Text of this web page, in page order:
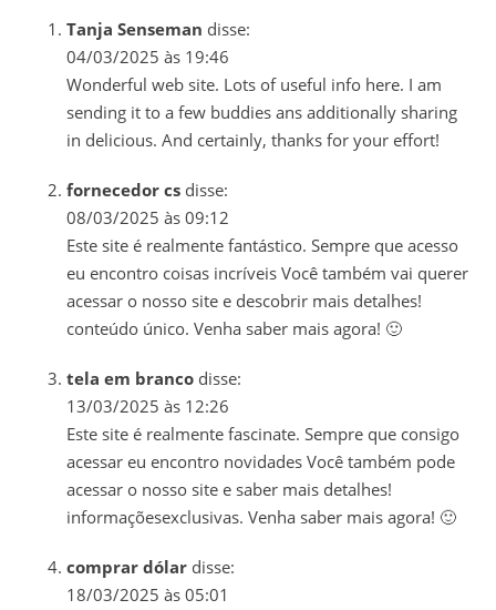
Tanja Senseman disse:
04/03/2025 às 19:46
Wonderful web site. Lots of useful info here. I am
sending it to a few buddies ans additionally sharing
in delicious. And certainly, thanks for your effort!
fornecedor cs disse:
08/03/2025 às 09:12
Este site é realmente fantástico. Sempre que acesso
eu encontro coisas incríveis Você também vai querer
acessar o nosso site e descobrir mais detalhes!
conteúdo único. Venha saber mais agora! 🙂
tela em branco disse:
13/03/2025 às 12:26
Este site é realmente fascinate. Sempre que consigo
acessar eu encontro novidades Você também pode
acessar o nosso site e saber mais detalhes!
informaçõesexclusivas. Venha saber mais agora! 🙂
comprar dólar disse:
18/03/2025 às 05:01